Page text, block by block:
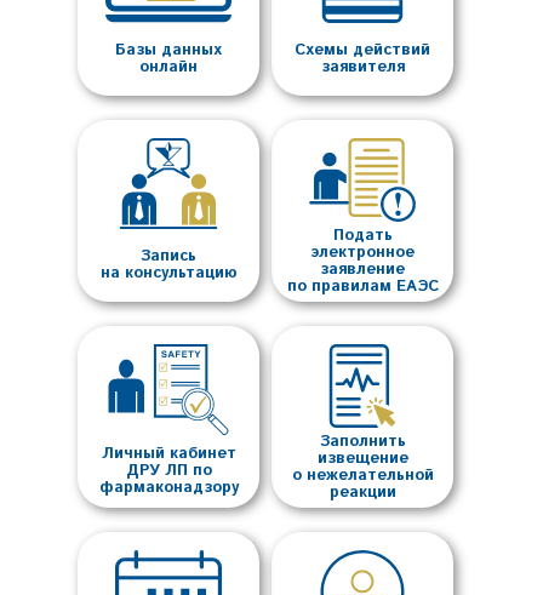
Базы данных
онлайн
Схемы действий
заявителя
Запись
на консультацию
Подать
электронное
заявление
по правилам ЕАЭС
Личный кабинет
ДРУ ЛП по
фармаконадзору
Заполнить
извещение
о нежелательной
реакции